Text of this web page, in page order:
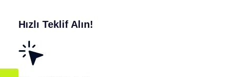
Hızlı Teklif Alın!